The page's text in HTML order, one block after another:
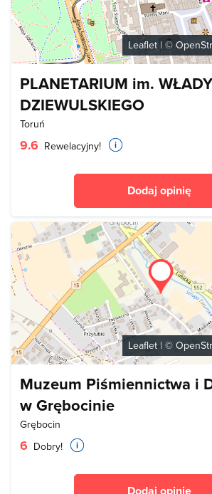
Leaflet | ©
PLANETARIUM im.
DZIEWULSKIEGO
Toruń
9.6 Rewelacyjny!
Dodaj opinię
Leaflet | ©
Muzeum Piśmiennictwa i
w Grębocinie
Grębocin
6 Dobry!